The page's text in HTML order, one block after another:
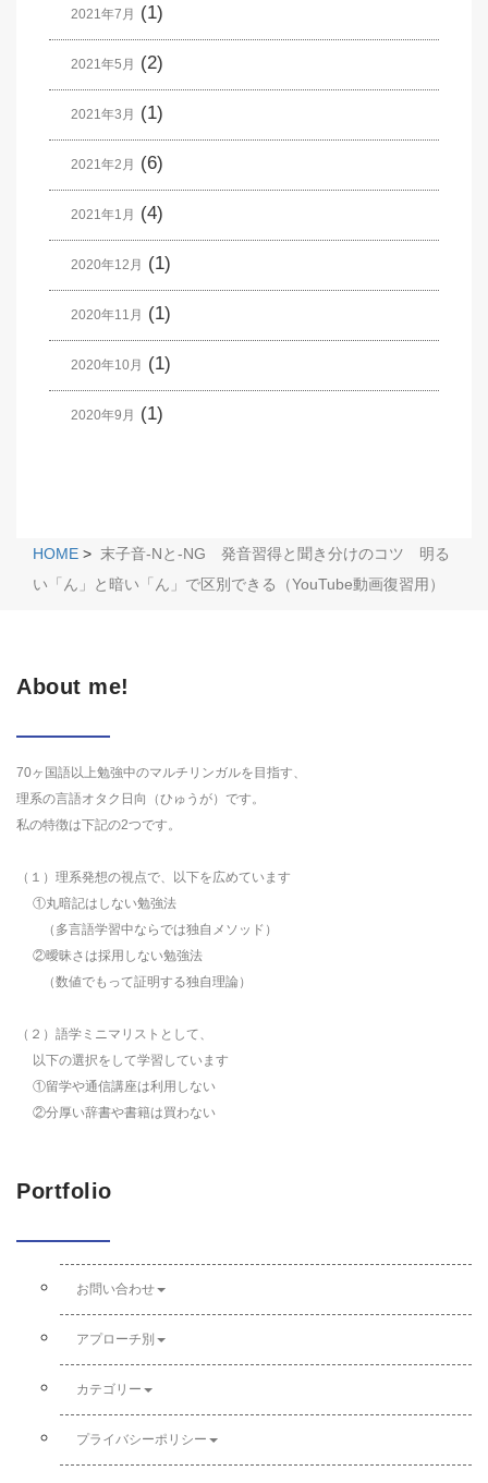
2021年7月 (1)
2021年5月 (2)
2021年3月 (1)
2021年2月 (6)
2021年1月 (4)
2020年12月 (1)
2020年11月 (1)
2020年10月 (1)
2020年9月 (1)
HOME > 末子音-Nと-NG 発音習得と聞き分けのコツ 明る
い「ん」と暗い「ん」で区別できる（YouTube動画復習用）
About me!
70ヶ国語以上勉強中のマルチリンガルを目指す、
理系の言語オタク日向（ひゅうが）です。
私の特徴は下記の2つです。
（１）理系発想の視点で、以下を広めています
①丸暗記はしない勉強法
（多言語学習中ならでは独自メソッド）
②曖昧さは採用しない勉強法
（数値でもって証明する独自理論）
（２）語学ミニマリストとして、
以下の選択をして学習しています
①留学や通信講座は利用しない
②分厚い辞書や書籍は買わない
Portfolio
お問い合わせ
アプローチ別
カテゴリー
プライバシーポリシー